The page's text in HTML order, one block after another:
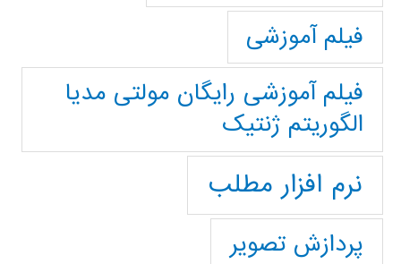
فیلم آموزشی
فیلم آموزشی رایگان مولتی مدیا
الگوریتم ژنتیک
نرم افزار مطلب
پردازش تصویر